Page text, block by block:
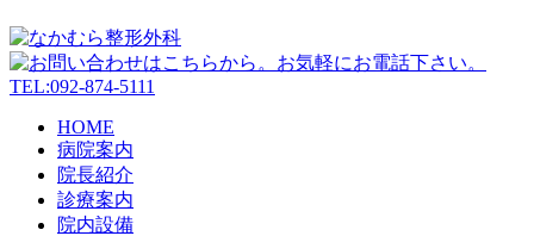
HOME
病院案内
院長紹介
診療案内
院内設備